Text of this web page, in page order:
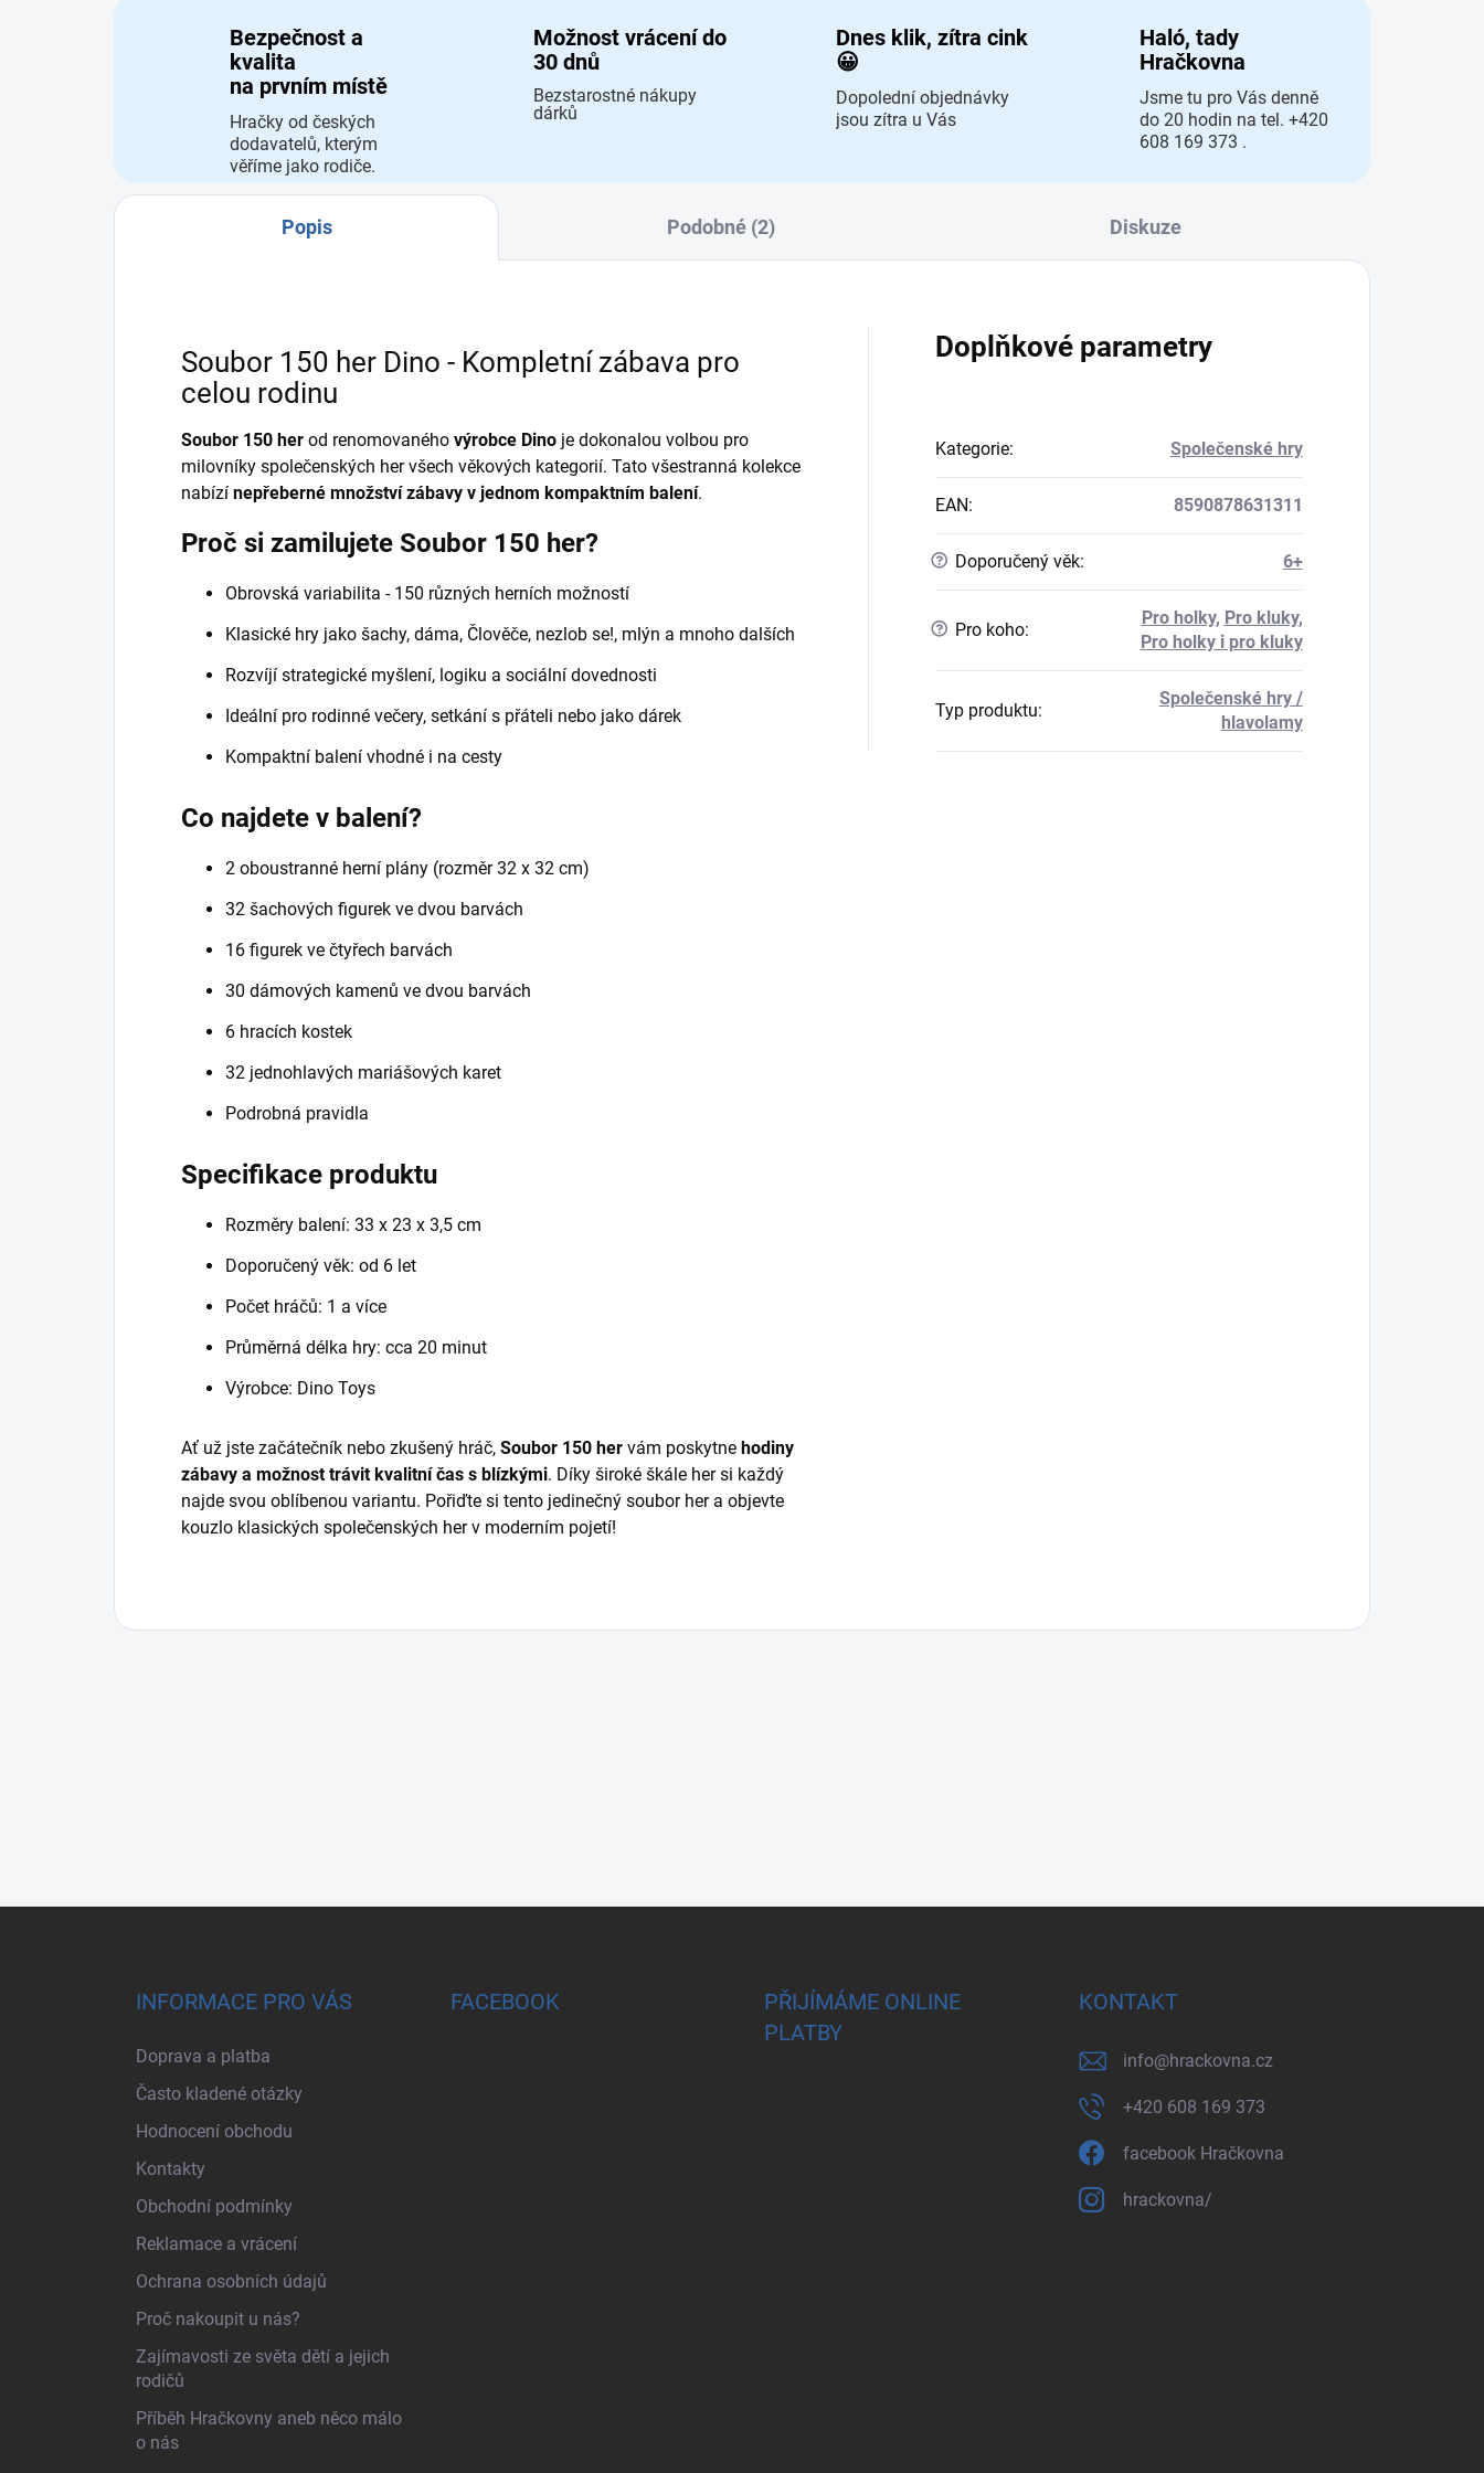
Bezpečnost a
kvalita
na prvním místě
Hračky od českých
dodavatelů, kterým
věříme jako rodiče.
Možnost vrácení do
30 dnů
Bezstarostné nákupy
dárků
Dnes klik, zítra cink
😀
Dopolední objednávky
jsou zítra u Vás
Haló, tady
Hračkovna
Jsme tu pro Vás denně
do 20 hodin na tel. +420
608 169 373 .
Popis Podobné (2) Diskuze
Soubor 150 her Dino - Kompletní zábava pro
celou rodinu
Soubor 150 her od renomovaného výrobce Dino je dokonalou volbou pro
milovníky společenských her všech věkových kategorií. Tato všestranná kolekce
nabízí nepřeberné množství zábavy v jednom kompaktním balení.
Proč si zamilujete Soubor 150 her?
Obrovská variabilita - 150 různých herních možností
Klasické hry jako šachy, dáma, Člověče, nezlob se!, mlýn a mnoho dalších
Rozvíjí strategické myšlení, logiku a sociální dovednosti
Ideální pro rodinné večery, setkání s přáteli nebo jako dárek
Kompaktní balení vhodné i na cesty
Co najdete v balení?
2 oboustranné herní plány (rozměr 32 x 32 cm)
32 šachových figurek ve dvou barvách
16 figurek ve čtyřech barvách
30 dámových kamenů ve dvou barvách
6 hracích kostek
32 jednohlavých mariášových karet
Podrobná pravidla
Specifikace produktu
Rozměry balení: 33 x 23 x 3,5 cm
Doporučený věk: od 6 let
Počet hráčů: 1 a více
Průměrná délka hry: cca 20 minut
Výrobce: Dino Toys
Ať už jste začátečník nebo zkušený hráč, Soubor 150 her vám poskytne hodiny
zábavy a možnost trávit kvalitní čas s blízkými. Díky široké škále her si každý
najde svou oblíbenou variantu. Pořiďte si tento jedinečný soubor her a objevte
kouzlo klasických společenských her v moderním pojetí!
Doplňkové parametry
Kategorie: Společenské hry
EAN: 8590878631311
? Doporučený věk: 6+
? Pro koho:
Pro holky, Pro kluky,
Pro holky i pro kluky
Typ produktu:
Společenské hry /
hlavolamy
INFORMACE PRO VÁS
Doprava a platba
Často kladené otázky
Hodnocení obchodu
Kontakty
Obchodní podmínky
Reklamace a vrácení
Ochrana osobních údajů
Proč nakoupit u nás?
Zajímavosti ze světa dětí a jejich
rodičů
Příběh Hračkovny aneb něco málo
o nás
FACEBOOK
PŘIJÍMÁME ONLINE
PLATBY
KONTAKT
info@hrackovna.cz
+420 608 169 373
facebook Hračkovna
hrackovna/